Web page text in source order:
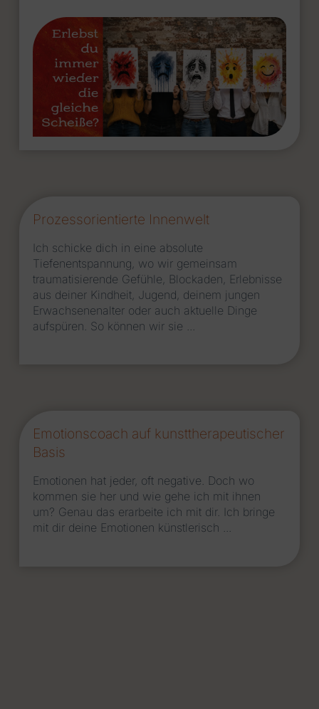
Prozessorientierte Innenwelt
Ich schicke dich in eine absolute
Tiefenentspannung, wo wir gemeinsam
traumatisierende Gefühle, Blockaden, Erlebnisse
aus deiner Kindheit, Jugend, deinem jungen
Erwachsenenalter oder auch aktuelle Dinge
aufspüren. So können wir sie ...
Emotionscoach auf kunst­therapeu­tischer
Basis
Emotionen hat jeder, oft negative. Doch wo
kommen sie her und wie gehe ich mit ihnen
um? Genau das erarbeite ich mit dir. Ich bringe
mit dir deine Emotionen künstlerisch ...